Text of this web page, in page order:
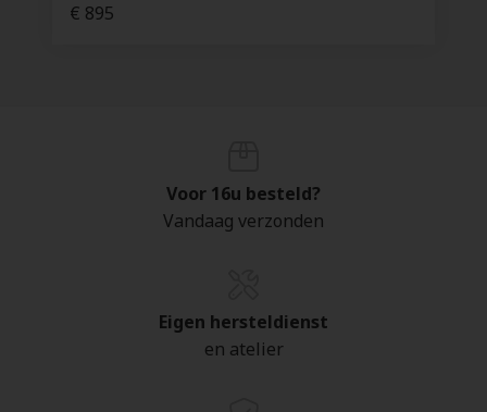
€ 895
Voor 16u besteld?
Vandaag verzonden
Eigen hersteldienst
en atelier